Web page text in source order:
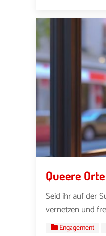
Queere
Seid ihr auf der
vernetzen und
Engagement